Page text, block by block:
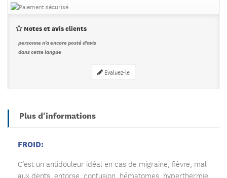
Notes et avis clients
personne n'a encore posté d'avis
dans cette langue
Evaluez-le
Plus d'informations
FROID:
C’est un antidouleur idéal en cas de migraine, fièvre, mal
aux dents, entorse, contusion, hématomes, hyperthermie